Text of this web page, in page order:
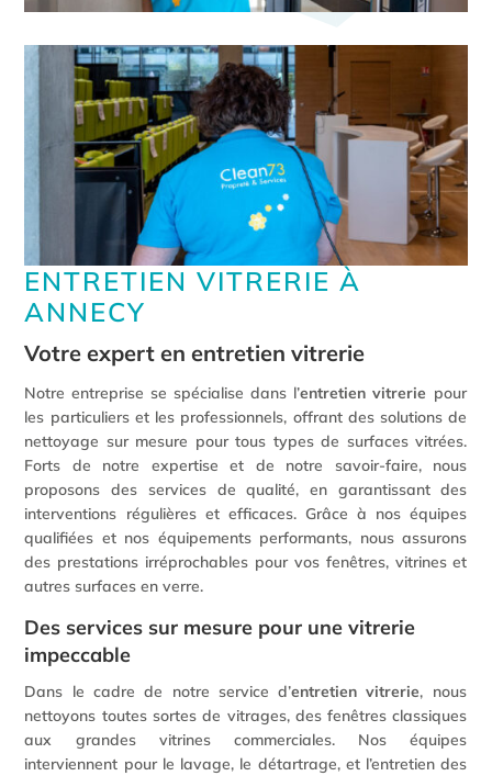
ENTRETIEN VITRERIE À
ANNECY
Votre expert en entretien vitrerie
Notre entreprise se spécialise dans l’entretien vitrerie pour
les particuliers et les professionnels, offrant des solutions de
nettoyage sur mesure pour tous types de surfaces vitrées.
Forts de notre expertise et de notre savoir-faire, nous
proposons des services de qualité, en garantissant des
interventions régulières et efficaces. Grâce à nos équipes
qualifiées et nos équipements performants, nous assurons
des prestations irréprochables pour vos fenêtres, vitrines et
autres surfaces en verre.
Des services sur mesure pour une vitrerie
impeccable
Dans le cadre de notre service d’entretien vitrerie, nous
nettoyons toutes sortes de vitrages, des fenêtres classiques
aux grandes vitrines commerciales. Nos équipes
interviennent pour le lavage, le détartrage, et l’entretien des